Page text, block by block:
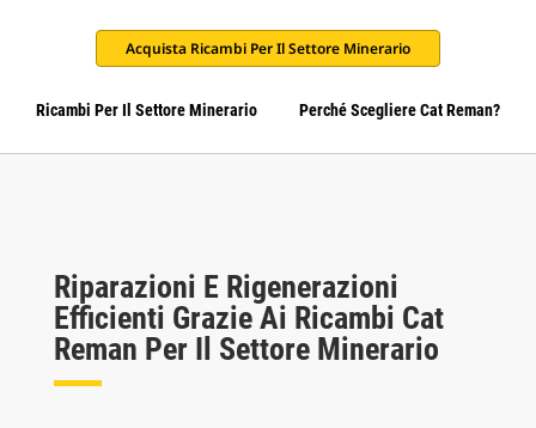
Acquista Ricambi Per Il Settore Minerario
Ricambi Per Il Settore Minerario Perché Scegliere Cat Reman?
Riparazioni E Rigenerazioni
Efficienti Grazie Ai Ricambi Cat
Reman Per Il Settore Minerario